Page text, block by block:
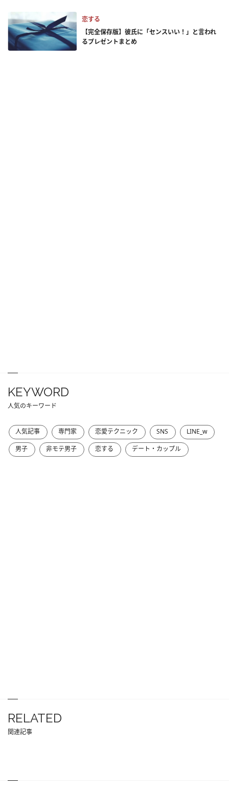
恋する
【完全保存版】彼氏に「センスいい！」と言われ
るプレゼントまとめ
KEYWORD
人気のキーワード
人気記事 専門家 恋愛テクニック SNS
LINE_w
男子
非モテ男子 恋する デート・カップル
RELATED
関連記事